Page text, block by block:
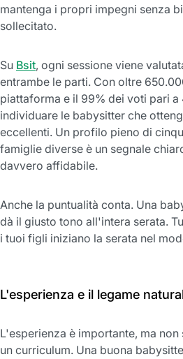
mantenga i propri impegni senza
sollecitato.
Su Bsit, ogni sessione viene
entrambe le parti. Con oltre
piattaforma e il 99% dei voti pari
individuare le babysitter che
eccellenti. Un profilo pieno di
famiglie diverse è un segnale
davvero affidabile.
Anche la puntualità conta. Una
dà il giusto tono all'intera serata.
i tuoi figli iniziano la serata nel
L'esperienza e il legame
L'esperienza è importante, ma non
un curriculum. Una buona